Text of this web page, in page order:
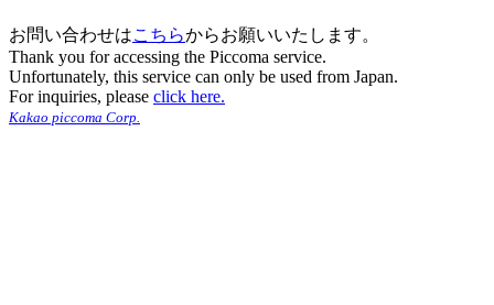
お問い合わせはこちらからお願いいたします。
Thank you for accessing the Piccoma service.
Unfortunately, this service can only be used from Japan.
For inquiries, please click here.
Kakao piccoma Corp.